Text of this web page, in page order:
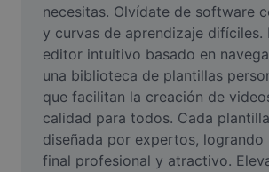
Face Cutout
Video
Remove video BG
Enhance quality
necesitas. Olvídate de software
y curvas de aprendizaje difíciles.
editor intuitivo basado en
una biblioteca de plantillas
que facilitan la creación de
calidad para todos. Cada
diseñada por expertos, logrando
final profesional y atractivo.